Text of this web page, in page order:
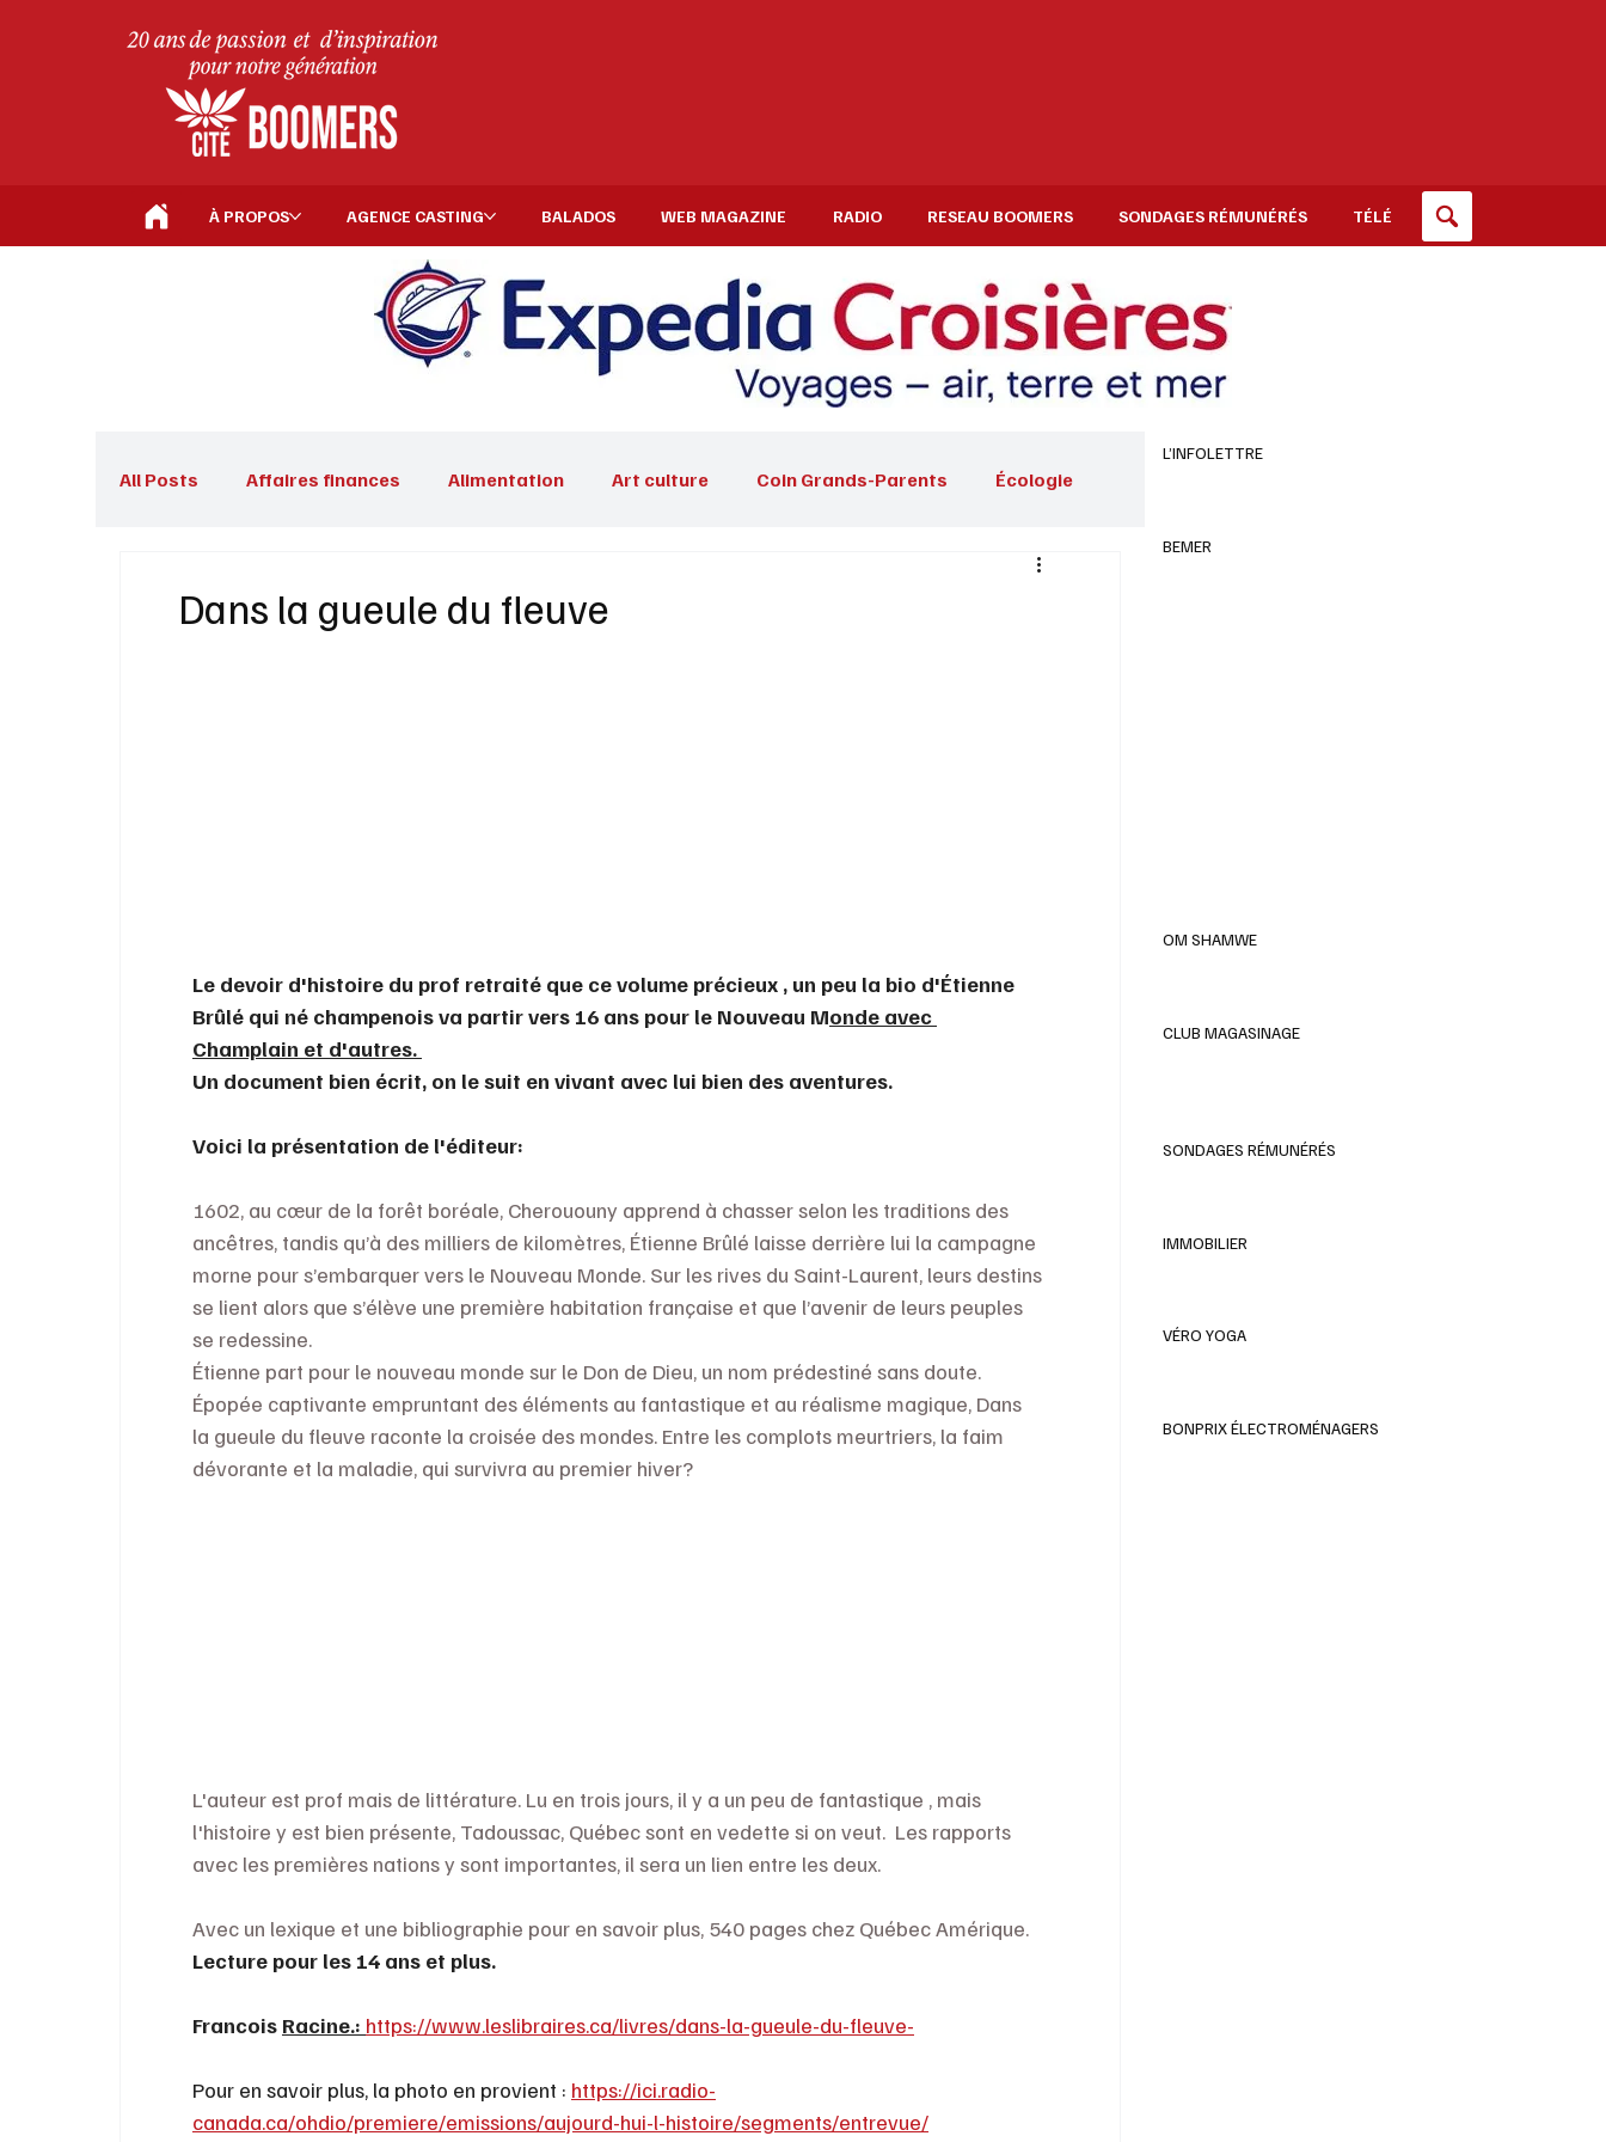
À PROPOS AGENCE CASTING BALADOS WEB MAGAZINE RADIO RESEAU BOOMERS SONDAGES RÉMUNÉRÉS TÉLÉ
All Posts Affaires finances Alimentation Art culture Coin Grands-Parents Écologie
Voyages
Dans la gueule du fleuve
Le devoir d'histoire du prof retraité que ce volume précieux , un peu la bio d'Étienne
Brûlé qui né champenois va partir vers 16 ans pour le Nouveau Monde avec
Champlain et d'autres.
Un document bien écrit, on le suit en vivant avec lui bien des aventures.
Voici la présentation de l'éditeur:
1602, au cœur de la forêt boréale, Cherououny apprend à chasser selon les traditions des
ancêtres, tandis qu’à des milliers de kilomètres, Étienne Brûlé laisse derrière lui la campagne
morne pour s’embarquer vers le Nouveau Monde. Sur les rives du Saint-Laurent, leurs destins
se lient alors que s’élève une première habitation française et que l’avenir de leurs peuples
se redessine.
Étienne part pour le nouveau monde sur le Don de Dieu, un nom prédestiné sans doute.
Épopée captivante empruntant des éléments au fantastique et au réalisme magique, Dans
la gueule du fleuve raconte la croisée des mondes. Entre les complots meurtriers, la faim
dévorante et la maladie, qui survivra au premier hiver?
L'auteur est prof mais de littérature. Lu en trois jours, il y a un peu de fantastique , mais
l'histoire y est bien présente, Tadoussac, Québec sont en vedette si on veut.  Les rapports
avec les premières nations y sont importantes, il sera un lien entre les deux.
Avec un lexique et une bibliographie pour en savoir plus, 540 pages chez Québec Amérique.
Lecture pour les 14 ans et plus.
Francois Racine.: https://www.leslibraires.ca/livres/dans-la-gueule-du-fleuve-
Pour en savoir plus, la photo en provient : https://ici.radio-
canada.ca/ohdio/premiere/emissions/aujourd-hui-l-histoire/segments/entrevue/
L’INFOLETTRE
BEMER
OM SHAMWE
CLUB MAGASINAGE
SONDAGES RÉMUNÉRÉS
IMMOBILIER
VÉRO YOGA
BONPRIX ÉLECTROMÉNAGERS